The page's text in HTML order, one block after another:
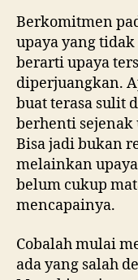
Berkomitmen
upaya yang
berarti upaya
diperjuangkan.
buat terasa sulit
berhenti
Bisa jadi bukan
melainkan
belum cukup
mencapainya.
Cobalah mulai
ada yang salah